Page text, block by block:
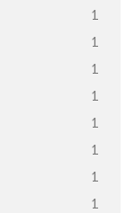
1
1
1
1
1
1
1
1